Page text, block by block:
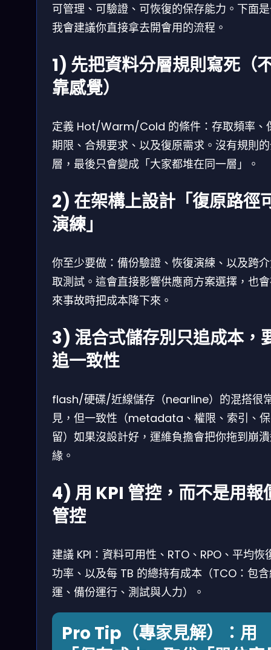
可管理、可驗證、可恢復的保存能力。下面
我會建議你直接拿去開會用的流程。
1) 先把資料分層規則寫死（
靠感覺）
定義 Hot/Warm/Cold 的條件：存取頻率、
期限、合規要求、以及復原需求。沒有規則
層，最後只會變成「大家都堆在同一層」。
2) 在架構上設計「復原路徑
演練」
你至少要做：備份驗證、恢復演練、以及跨
取測試。這會直接影響供應商方案選擇，也
來事故時把成本降下來。
3) 混合式儲存別只追成本，
追一致性
flash/硬碟/近線儲存（nearline）的混搭很
見，但一致性（metadata、權限、索引、保
留）如果沒設計好，運維負擔會把你拖到崩
緣。
4) 用 KPI 管控，而不是用報
管控
建議 KPI：資料可用性、RTO、RPO、平均恢
功率、以及每 TB 的總持有成本（TCO：包
運、備份運行、測試與人力）。
Pro Tip（專家見解）：用